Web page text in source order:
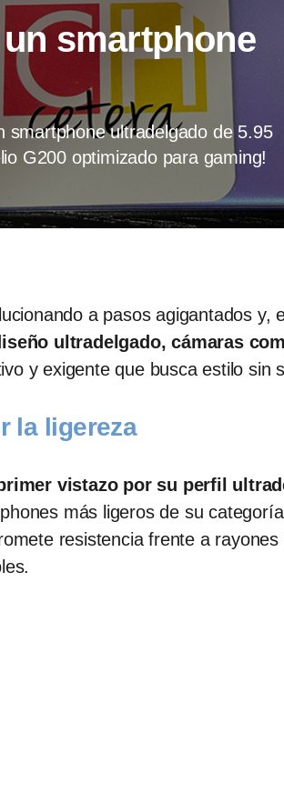
smartphone
smartphone ultradelgado de 5.95
G200 optimizado para gaming!
a pasos agigantados y,
ultradelgado, cámaras
y exigente que busca estilo sin
la ligereza
vistazo por su perfil
más ligeros de su
resistencia frente a